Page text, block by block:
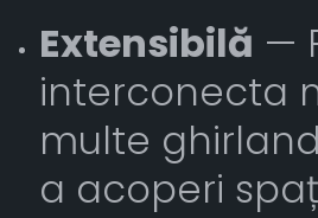
Extensibilă —
interconecta
multe
a acoperi